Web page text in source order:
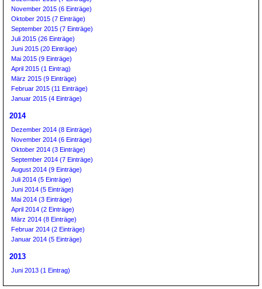
November 2015 (6 Einträge)
Oktober 2015 (7 Einträge)
September 2015 (7 Einträge)
Juli 2015 (26 Einträge)
Juni 2015 (20 Einträge)
Mai 2015 (9 Einträge)
April 2015 (1 Eintrag)
März 2015 (9 Einträge)
Februar 2015 (11 Einträge)
Januar 2015 (4 Einträge)
2014
Dezember 2014 (8 Einträge)
November 2014 (6 Einträge)
Oktober 2014 (3 Einträge)
September 2014 (7 Einträge)
August 2014 (9 Einträge)
Juli 2014 (5 Einträge)
Juni 2014 (5 Einträge)
Mai 2014 (3 Einträge)
April 2014 (2 Einträge)
März 2014 (8 Einträge)
Februar 2014 (2 Einträge)
Januar 2014 (5 Einträge)
2013
Juni 2013 (1 Eintrag)